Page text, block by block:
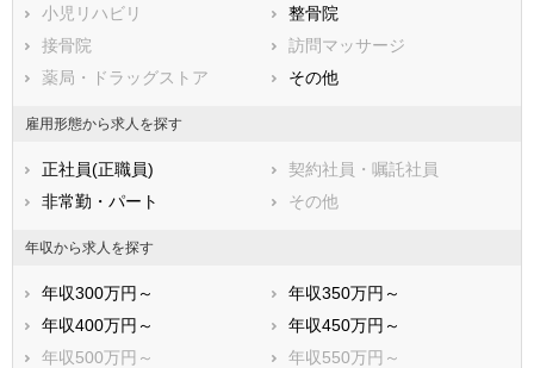
鳥取県
広島県
徳島県
香川県
愛媛県
鹿児島県
小児リハビリ
整骨院
接骨院
訪問マッサージ
薬局・ドラッグストア
その他
雇用形態から求人を探す
正社員(正職員)
契約社員・嘱託社員
非常勤・パート
その他
年収から求人を探す
年収300万円～
年収350万円～
年収400万円～
年収450万円～
年収500万円～
年収550万円～